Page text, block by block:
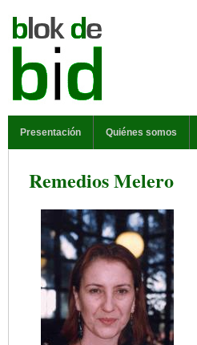
Presentación Quiénes somos
Remedios Melero